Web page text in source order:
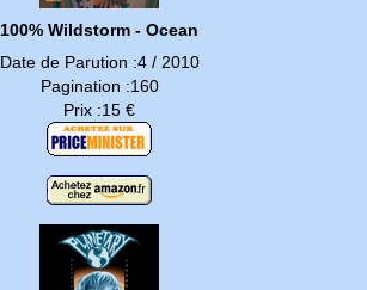
100% Wildstorm - Ocean
Date de Parution :4 / 2010
Pagination :160
Prix :15 €